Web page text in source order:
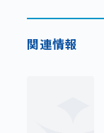
関連情報